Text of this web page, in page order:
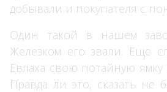
добывали и покупателя с
Один такой в нашем
Железком его звали. Еще
Евлаха свою потайную ямку
Правда ли это, сказать не